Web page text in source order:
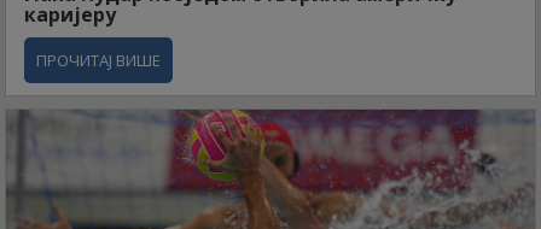
каријеру
ПРОЧИТАЈ ВИШЕ